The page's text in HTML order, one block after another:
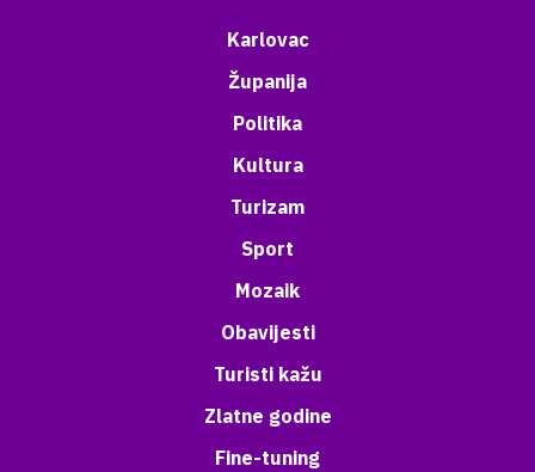
Karlovac
Županija
Politika
Kultura
Turizam
Sport
Mozaik
Obavijesti
Turisti kažu
Zlatne godine
Fine-tuning